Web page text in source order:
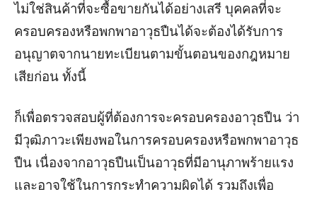
ไม่ใช่สินค้าที่จะซื้อขายกันได้อย่างเสรี บุคคลที่จะ
ครอบครองหรือพกพาอาวุธปืนได้จะต้องได้รับการ
อนุญาตจากนายทะเบียนตามขั้นตอนของกฎหมาย
เสียก่อน ทั้งนี้
ก็เพื่อตรวจสอบผู้ที่ต้องการจะครอบครองอาวุธปืน ว่า
มีวุฒิภาวะเพียงพอในการครอบครองหรือพกพาอาวุธ
ปืน เนื่องจากอาวุธปืนเป็นอาวุธที่มีอานุภาพร้ายแรง
และอาจใช้ในการกระทำความผิดได้ รวมถึงเพื่อ